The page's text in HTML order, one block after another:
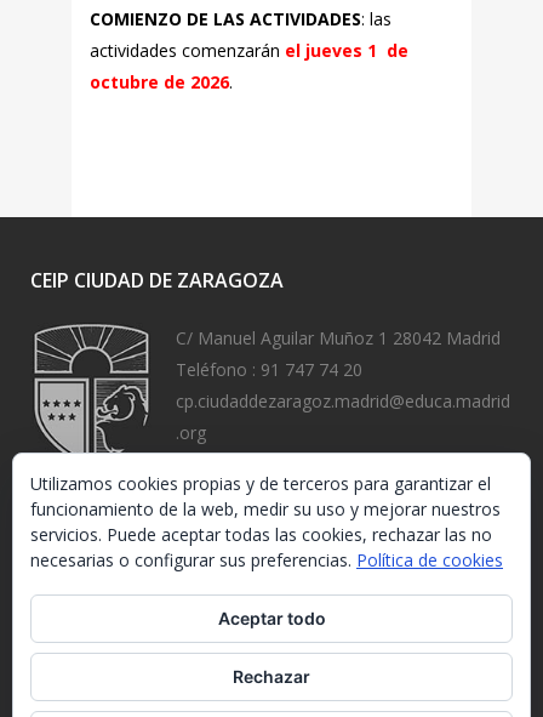
COMIENZO DE LAS ACTIVIDADES: las
actividades comenzarán el jueves 1 de
octubre de 2026.
CEIP CIUDAD DE ZARAGOZA
C/ Manuel Aguilar Muñoz 1 28042 Madrid
Teléfono : 91 747 74 20
cp.ciudaddezaragoz.madrid@educa.madrid
.org
Utilizamos cookies propias y de terceros para garantizar el
funcionamiento de la web, medir su uso y mejorar nuestros
servicios. Puede aceptar todas las cookies, rechazar las no
necesarias o configurar sus preferencias. Política de cookies
Aceptar todo
Rechazar